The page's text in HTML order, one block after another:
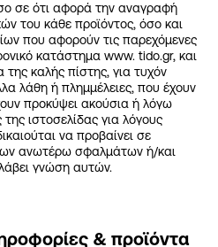
σε ότι αφορά την αναγραφή
του κάθε προϊόντος, όσο και
που αφορούν τις παρεχόμενες
κατάστημα www. tido.gr, και
καλής πίστης, για τυχόν
λάθη ή πλημμέλειες, που έχουν
προκύψει ακούσια ή λόγω
ιστοσελίδας για λόγους
να προβαίνει σε
ανωτέρω σφαλμάτων ή/και
γνώση αυτών.
& προϊόντα